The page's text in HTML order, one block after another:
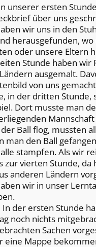
unserer ersten
über uns
wir uns in den
herausgefunden, wo
oder unsere Eltern
Stunde haben wir
ausgemalt.
von uns
in der dritten Stunde,
Dort musste man
Ball flog, mussten
man den Ball
stampfen. Als wir
zur vierten Stunde, da
anderen Ländern
wir in unser
In der ersten Stunde
noch nichts
Sachen
eine Mappe